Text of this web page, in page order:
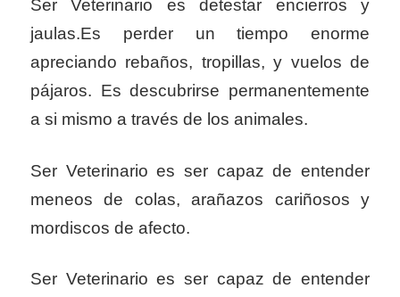
Ser Veterinario es detestar encierros y
jaulas.Es perder un tiempo enorme
apreciando rebaños, tropillas, y vuelos de
pájaros. Es descubrirse permanentemente
a si mismo a través de los animales.
Ser Veterinario es ser capaz de entender
meneos de colas, arañazos cariñosos y
mordiscos de afecto.
Ser Veterinario es ser capaz de entender